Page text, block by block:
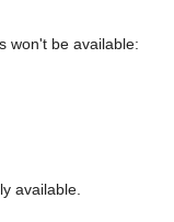
won't be available:
available.